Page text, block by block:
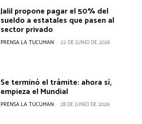
Jalil propone pagar el 50% del
sueldo a estatales que pasen al
sector privado
PRENSA LA TUCUMAN - 22 DE JUNIO DE 2026
Se terminó el trámite: ahora sí,
empieza el Mundial
PRENSA LA TUCUMAN - 28 DE JUNIO DE 2026